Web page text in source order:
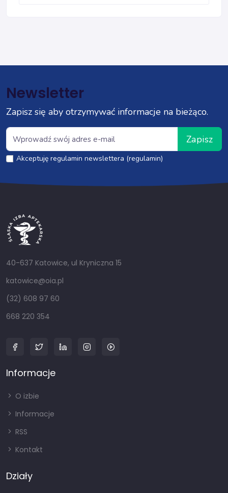
Newsletter
Zapisz się aby otrzymywać informacje na bieżąco.
Zapisz
Akceptuję regulamin newslettera (regulamin)
40-637 Katowice, ul Kryniczna 15
katowice@oia.pl
(32) 608 97 60
668 220 354
Informacje
O izbie
Informacje
RSS
Kontakt
Działy